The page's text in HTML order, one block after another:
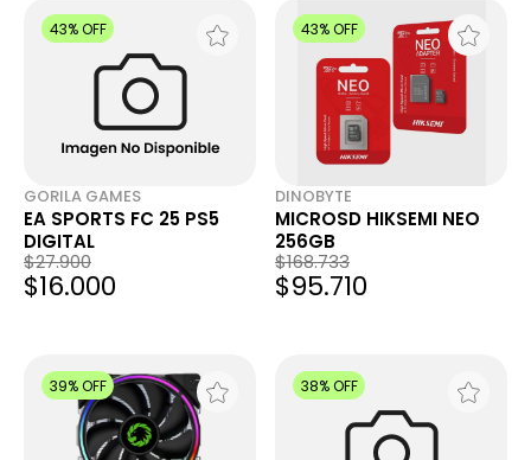
43% OFF
GORILA GAMES
EA SPORTS FC 25 PS5
DIGITAL
$27.900
$16.000
43% OFF
DINOBYTE
MICROSD HIKSEMI NEO
256GB
$168.733
$95.710
39% OFF 38% OFF